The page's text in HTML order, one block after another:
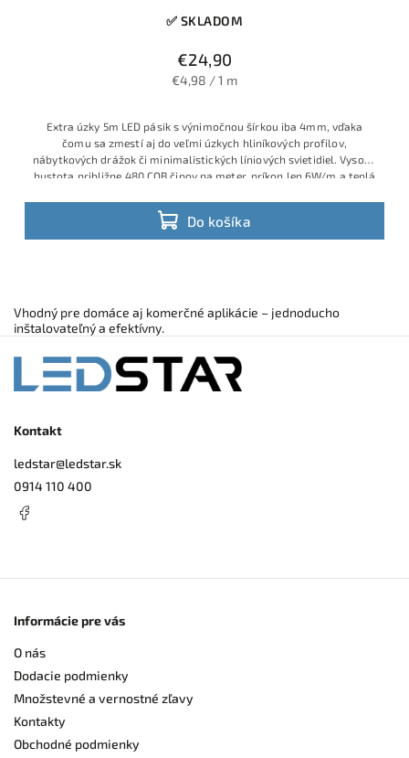
✅ SKLADOM
€24,90
€4,98 / 1 m
Do košíka
Extra úzky 5m LED pásik s výnimočnou šírkou iba 4mm, vďaka
čomu sa zmestí aj do veľmi úzkych hliníkových profilov,
nábytkových drážok či minimalistických líniových svietidiel. Vysoká
hustota približne 480 COB čipov na meter, príkon len 6W/m a teplá
príjemnú atmosféru a úspornú prevádzku s možnosťou
stmievania.
Vhodný pre domáce aj komerčné aplikácie – jednoducho
inštalovateľný a efektívny.
Kontakt
ledstar@ledstar.sk
0914 110 400
Informácie pre vás
O nás
Dodacie podmienky
Množstevné a vernostné zľavy
Kontakty
Obchodné podmienky